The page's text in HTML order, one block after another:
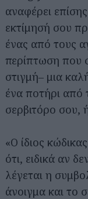
αναφέρει
εκτίμησή σου
ένας από τους
περίπτωση που
στιγμή– μια
ένα ποτήρι από
σερβιτόρο σου,
«Ο ίδιος
ότι, ειδικά αν
λέγεται η
άνοιγμα και το